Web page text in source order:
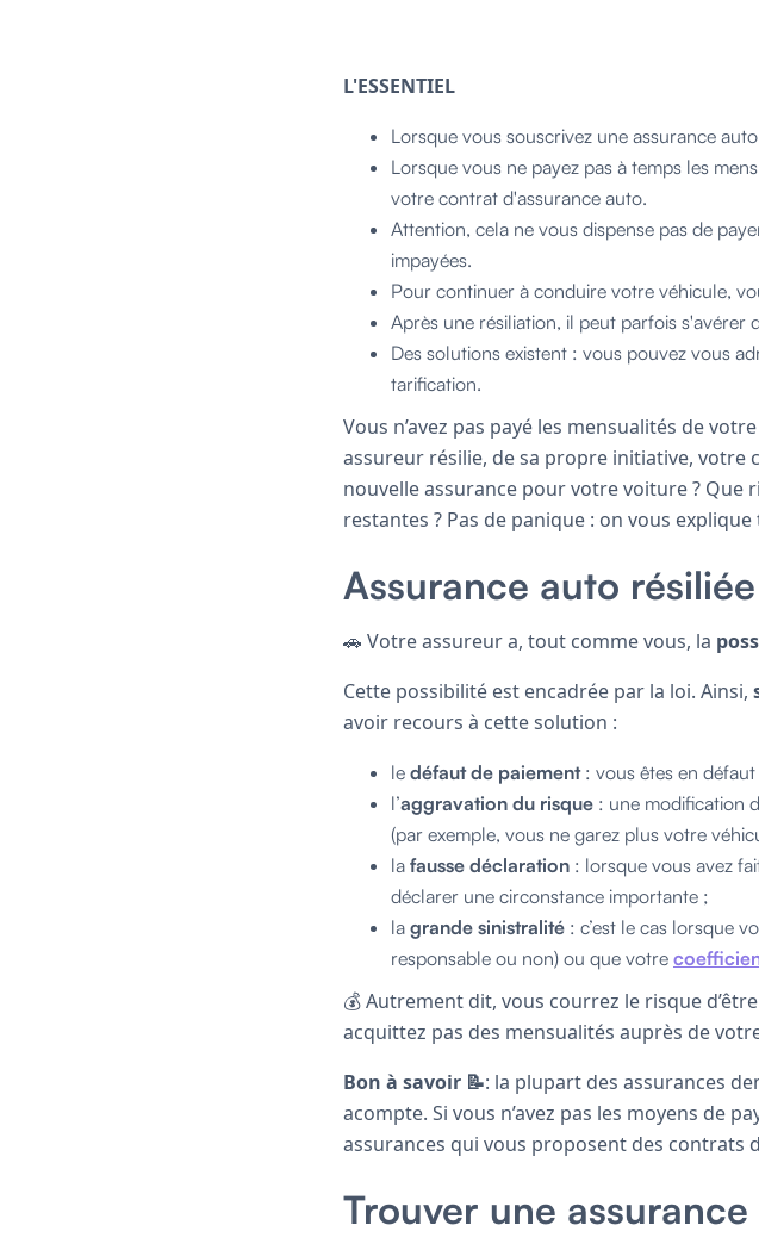
L'ESSENTIEL
Lorsque vous souscrivez une assurance
Lorsque vous ne payez pas à temps les
votre contrat d'assurance auto.
Attention, cela ne vous dispense pas de
impayées.
Pour continuer à conduire votre véhicule,
Après une résiliation, il peut parfois s'avérer
Des solutions existent : vous pouvez vous
tarification.
Vous n’avez pas payé les mensualités de
assureur résilie, de sa propre initiative, votre
nouvelle assurance pour votre voiture ? Que
restantes ? Pas de panique : on vous explique
Assurance auto
🚗 Votre assureur a, tout comme vous, la
Cette possibilité est encadrée par la loi. Ainsi,
avoir recours à cette solution :
le défaut de paiement : vous êtes en
l’aggravation du risque : une modification
(par exemple, vous ne garez plus votre
la fausse déclaration : lorsque vous avez
déclarer une circonstance importante ;
la grande sinistralité : c’est le cas lorsque
responsable ou non) ou que votre
💰 Autrement dit, vous courrez le risque d’être
acquittez pas des mensualités auprès de
Bon à savoir 📝: la plupart des assurances
acompte. Si vous n’avez pas les moyens de
assurances qui vous proposent des contrats
Trouver une